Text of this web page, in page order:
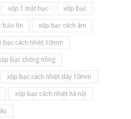
xốp 1 mặt bạc
xốp bạc
bảo ôn
xốp bạc cách âm
bạc cách nhiệt 10mm
bạc chống nóng
xốp bạc cách nhiệt dày 10mm
xốp bạc cách nhiệt hà nội